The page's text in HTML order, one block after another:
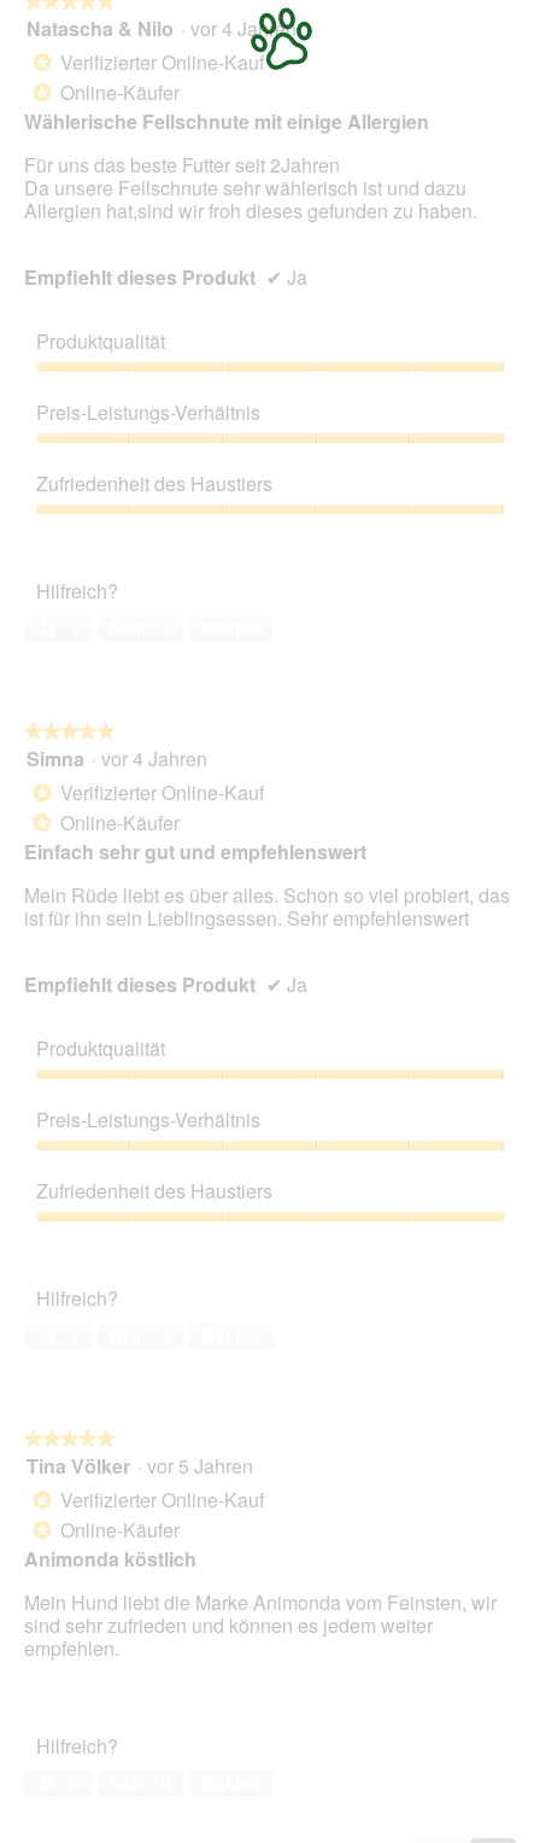
5
Sternen.
Natascha & Nilo · vor 4 Jahren
* Verifizierter Online-Kauf
* Online-Käufer
Wählerische Fellschnute mit einige Allergien
Für uns das beste Futter seit 2Jahren
Da unsere Fellschnute sehr wählerisch ist und dazu
Allergien hat,sind wir froh dieses gefunden zu haben.
Empfiehlt dieses Produkt ✔ Ja
Produktqualität
5
von
5
Preis-Leistungs-Verhältnis
Leistungs-
Verhältnis,
5
Zufriedenheit des Haustiers
5
Hilfreich?
★★★★★
★★★★★
5
Sternen.
Simna · vor 4 Jahren
* Verifizierter Online-Kauf
* Online-Käufer
Einfach sehr gut und empfehlenswert
Mein Rüde liebt es über alles. Schon so viel probiert, das
ist für ihn sein Lieblingsessen. Sehr empfehlenswert
Empfiehlt dieses Produkt ✔ Ja
Produktqualität
5
von
5
Preis-Leistungs-Verhältnis
Leistungs-
Verhältnis,
5
Zufriedenheit des Haustiers
5
Hilfreich?
★★★★★
★★★★★
5
Sternen.
Tina Völker · vor 5 Jahren
* Verifizierter Online-Kauf
* Online-Käufer
Animonda köstlich
Mein Hund liebt die Marke Animonda vom Feinsten, wir
sind sehr zufrieden und können es jedem weiter
empfehlen.
Hilfreich?